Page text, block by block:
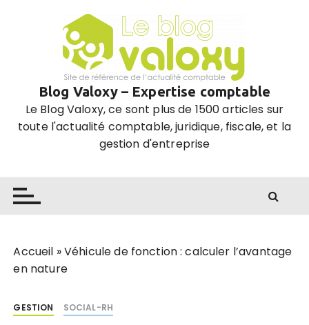
Blog Valoxy – Expertise comptable
Le Blog Valoxy, ce sont plus de 1500 articles sur
toute l'actualité comptable, juridique, fiscale, et la
gestion d'entreprise
Accueil »Véhicule de fonction : calculer l’avantage
en nature
GESTION SOCIAL-RH